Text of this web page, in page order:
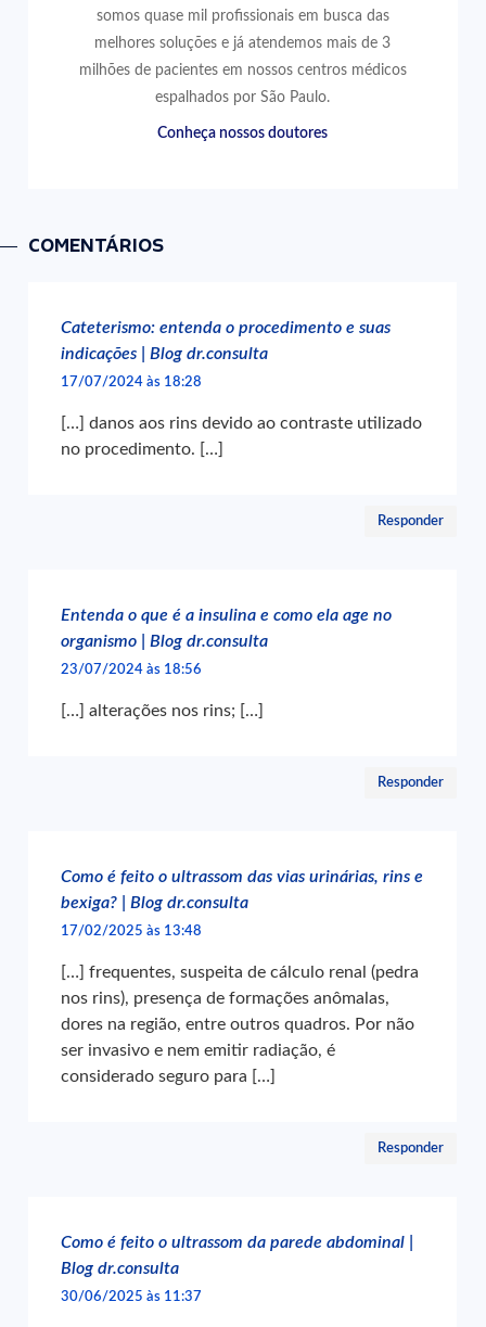
somos quase mil profissionais em busca das
melhores soluções e já atendemos mais de 3
milhões de pacientes em nossos centros médicos
espalhados por São Paulo.
Conheça nossos doutores
COMENTÁRIOS
Cateterismo: entenda o procedimento e suas
indicações | Blog dr.consulta
17/07/2024 às 18:28
[…] danos aos rins devido ao contraste utilizado
no procedimento. […]
Responder
Entenda o que é a insulina e como ela age no
organismo | Blog dr.consulta
23/07/2024 às 18:56
[…] alterações nos rins; […]
Responder
Como é feito o ultrassom das vias urinárias, rins e
bexiga? | Blog dr.consulta
17/02/2025 às 13:48
[…] frequentes, suspeita de cálculo renal (pedra
nos rins), presença de formações anômalas,
dores na região, entre outros quadros. Por não
ser invasivo e nem emitir radiação, é
considerado seguro para […]
Responder
Como é feito o ultrassom da parede abdominal |
Blog dr.consulta
30/06/2025 às 11:37